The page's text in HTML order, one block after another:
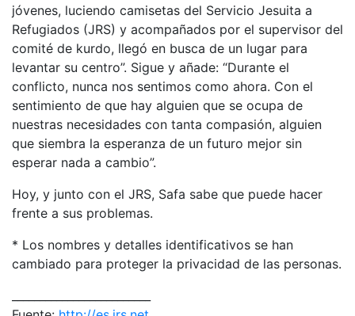
jóvenes, luciendo camisetas del Servicio Jesuita a
Refugiados (JRS) y acompañados por el supervisor del
comité de kurdo, llegó en busca de un lugar para
levantar su centro”. Sigue y añade: “Durante el
conflicto, nunca nos sentimos como ahora. Con el
sentimiento de que hay alguien que se ocupa de
nuestras necesidades con tanta compasión, alguien
que siembra la esperanza de un futuro mejor sin
esperar nada a cambio”.
Hoy, y junto con el JRS, Safa sabe que puede hacer
frente a sus problemas.
* Los nombres y detalles identificativos se han
cambiado para proteger la privacidad de las personas.